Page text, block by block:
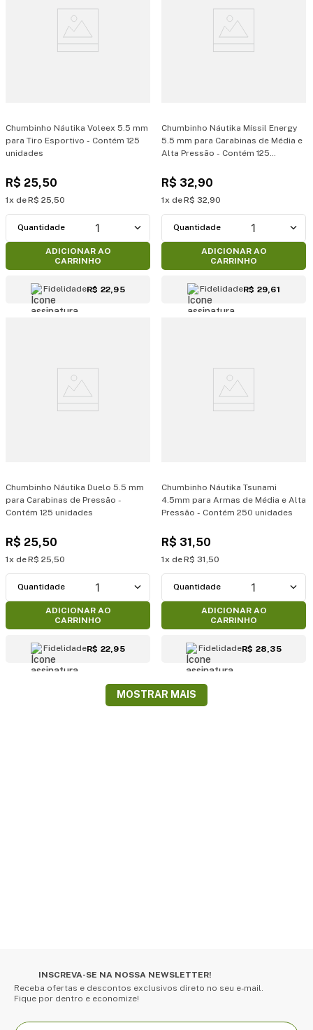
Chumbinho Náutika Voleex 5.5 mm
para Tiro Esportivo - Contém 125
unidades
R$ 25,50
1 R$ 25,50
1
ADICIONAR AO
CARRINHO
FidelidadeR$ 22,95
Chumbinho Náutika Míssil Energy
5.5 mm para Carabinas de Média e
Alta Pressão - Contém 125
R$ 32,90
1 R$ 32,90
1
ADICIONAR AO
CARRINHO
FidelidadeR$ 29,61
Chumbinho Náutika Duelo 5.5 mm
para Carabinas de Pressão -
Contém 125 unidades
R$ 25,50
1 R$ 25,50
1
ADICIONAR AO
CARRINHO
FidelidadeR$ 22,95
Chumbinho Náutika Tsunami
4.5mm para Armas de Média e Alta
Pressão - Contém 250 unidades
R$ 31,50
1 R$ 31,50
1
ADICIONAR AO
CARRINHO
FidelidadeR$ 28,35
MOSTRAR MAIS
INSCREVA-SE NA NOSSA NEWSLETTER!
Receba ofertas e descontos exclusivos direto no seu e-mail.
Fique por dentro e economize!